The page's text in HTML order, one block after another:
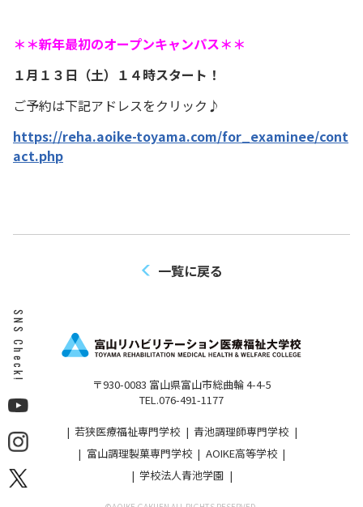
SNS Check!
＊＊新年最初のオープンキャンパス＊＊
１月１３日（土）１４時スタート！
ご予約は下記アドレスをクリック♪
https://reha.aoike-toyama.com/for_examinee/cont
act.php
一覧に戻る
〒930-0083 富山県富山市総曲輪 4-4-5
TEL.076-491-1177
若狭医療福祉専門学校
青池調理師専門学校
富山調理製菓専門学校
AOIKE高等学校
学校法人青池学園